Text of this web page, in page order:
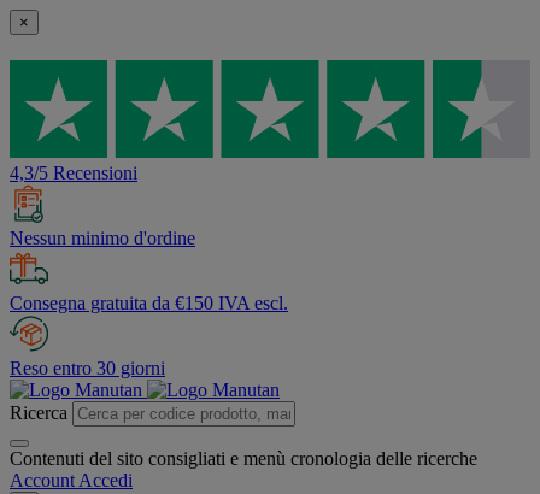
×
4,3/5 Recensioni
Nessun minimo d'ordine
Consegna gratuita da €150 IVA escl.
Reso entro 30 giorni
Ricerca
Contenuti del sito consigliati e menù cronologia delle ricerche
Account Accedi